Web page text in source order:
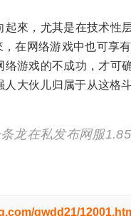
來，尤其是在技术性
在网络游戏中也可享
游戏的不成功，才可
大伙儿归属于从这格
龙在私发布网服
gwdd21/